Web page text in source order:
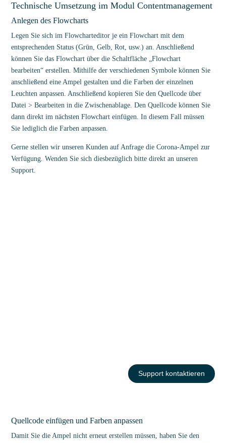
Technische Umsetzung im Modul Contentmanagement
Anlegen des Flowcharts
Legen Sie sich im Flowcharteditor je ein Flowchart mit dem
entsprechenden Status (Grün, Gelb, Rot, usw.) an. Anschließend
können Sie das Flowchart über die Schaltfläche „Flowchart
bearbeiten“ erstellen. Mithilfe der verschiedenen Symbole können Sie
anschließend eine Ampel gestalten und die Farben der einzelnen
Leuchten anpassen. Anschließend kopieren Sie den Quellcode über
Datei > Bearbeiten in die Zwischenablage. Den Quellcode können Sie
dann direkt im nächsten Flowchart einfügen. In diesem Fall müssen
Sie lediglich die Farben anpassen.
Gerne stellen wir unseren Kunden auf Anfrage die Corona-Ampel zur
Verfügung. Wenden Sie sich diesbezüglich bitte direkt an unseren
Support.
Support kontaktieren
Quellcode einfügen und Farben anpassen
Damit Sie die Ampel nicht erneut erstellen müssen, haben Sie den